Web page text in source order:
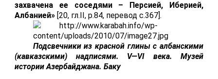
захвачена ее соседями – Персией, Иберией,
Албанией» [20, гл.II, p.84, перевод с.367].
Подсвечники из красной глины с албанскими
(кавказскими) надписями. V—VI века. Музей
истории Азербайджана. Баку